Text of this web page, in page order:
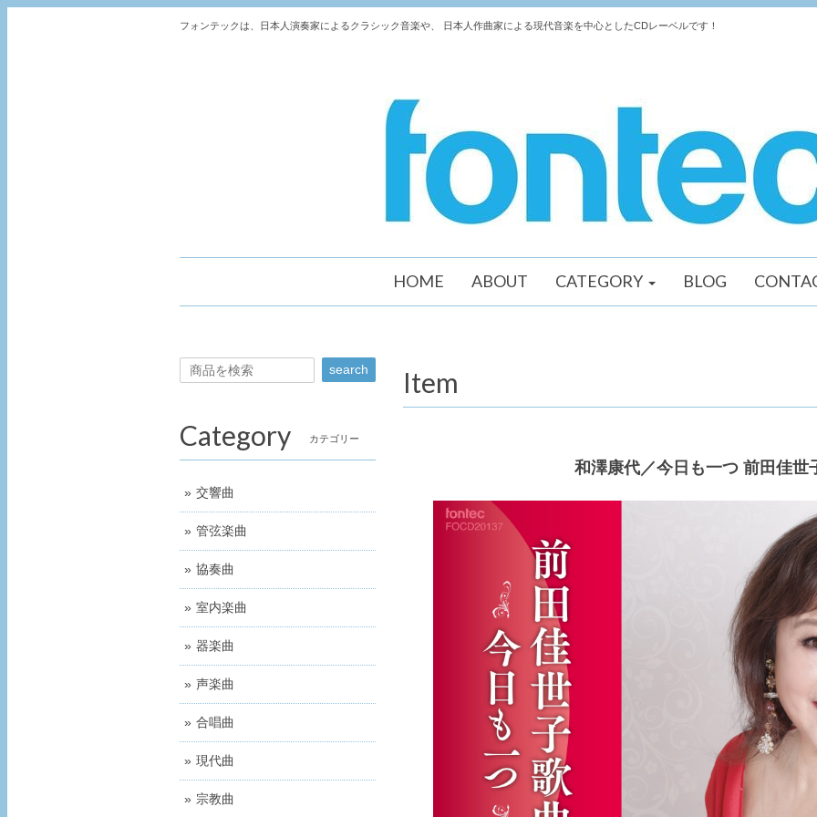
フォンテックは、日本人演奏家によるクラシック音楽や、 日本人作曲家による現代音楽を中心としたCDレーベルです！
HOME ABOUT CATEGORY BLOG
Item
和澤康代／今日も一つ 前田佳世
search
Category カテゴリー
交響曲
管弦楽曲
協奏曲
室内楽曲
器楽曲
声楽曲
合唱曲
現代曲
宗教曲